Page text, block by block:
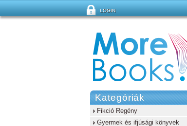
Kategóriák
Fikció Regény
Gyermek és ifjúsági könyvek
LOGIN
Elfelejtette a jelszavát?